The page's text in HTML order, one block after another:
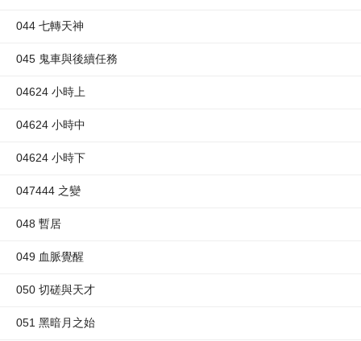
044 七轉天神
045 鬼車與後續任務
04624 小時上
04624 小時中
04624 小時下
047444 之變
048 暫居
049 血脈覺醒
050 切磋與天才
051 黑暗月之始